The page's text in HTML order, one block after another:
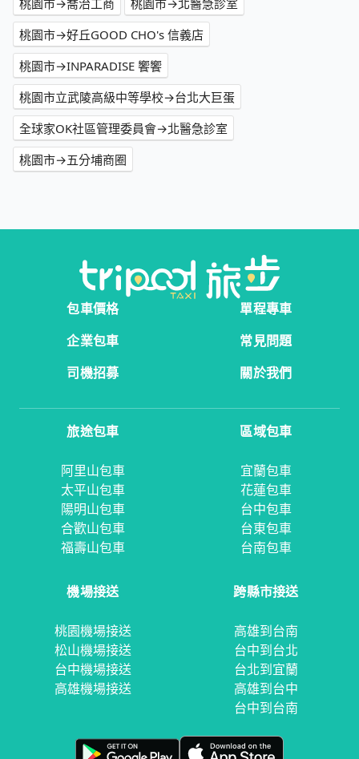
桃園市→喬治工商
桃園市→北醫急診室
桃園市→好丘GOOD CHO's 信義店
桃園市→INPARADISE 饗饗
桃園市立武陵高級中等學校→台北大巨蛋
全球家OK社區管理委員會→北醫急診室
桃園市→五分埔商圈
包車價格
單程專車
企業包車
常見問題
司機招募
關於我們
旅途包車
阿里山包車
太平山包車
陽明山包車
合歡山包車
福壽山包車
區域包車
宜蘭包車
花蓮包車
台中包車
台東包車
台南包車
機場接送
桃園機場接送
松山機場接送
台中機場接送
高雄機場接送
跨縣市接送
高雄到台南
台中到台北
台北到宜蘭
高雄到台中
台中到台南